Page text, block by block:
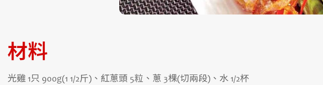
材料
光雞 1只 900g(1 1/2斤)、紅蔥頭 5粒、蔥 3棵(切兩段)、水 1/2杯